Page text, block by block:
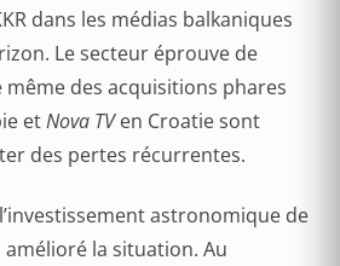
dans les médias balkaniques
Le secteur éprouve de
des acquisitions phares
etNova TVen Croatie sont
des pertes récurrentes.
astronomique de
amélioré la situation. Au